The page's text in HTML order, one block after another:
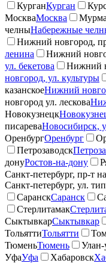
КурганКурган
МоскваМосква
челныНабережные
Нижний новгород,
ленина
Нижний
ул. бекетова
Нижний
новгород, ул. культуры
казанскоеНижний
новгород ул. лескова
Новокузнецк
писареваНовосибирск,
ОренбургОренбург
Петрозаводск
донуРостов-на-дону
Санкт-петербург, пр-т
Санкт-петербург, ул.
СаранскСаранск
Стерлитамак
СыктывкарСыктывкар
ТольяттиТольятти
ТюменьТюмень Улан-
УфаУфа Хабаровск